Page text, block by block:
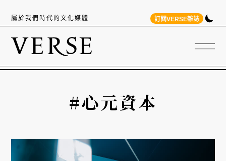
屬於我們時代的文化媒體 訂閱VERSE雜誌
#心元資本